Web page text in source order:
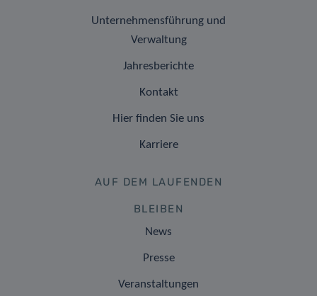
Unternehmensführung und
Verwaltung
Jahresberichte
Kontakt
Hier finden Sie uns
Karriere
AUF DEM LAUFENDEN
BLEIBEN
News
Presse
Veranstaltungen